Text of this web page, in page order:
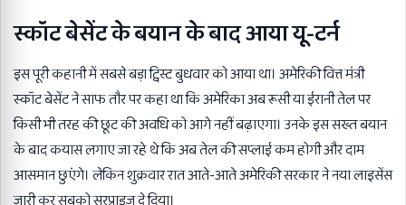
स्कॉट बेसेंट के बयान के बाद आया यू-टर्न
इस पूरी कहानी में सबसे बड़ा ट्विस्ट बुधवार को आया था। अमेरिकी वित्त मंत्री
स्कॉट बेसेंट ने साफ तौर पर कहा था कि अमेरिका अब रूसी या ईरानी तेल पर
किसी भी तरह की छूट की अवधि को आगे नहीं बढ़ाएगा। उनके इस सख्त बयान
के बाद कयास लगाए जा रहे थे कि अब तेल की सप्लाई कम होगी और दाम
आसमान छुएंगे। लेकिन शुक्रवार रात आते-आते अमेरिकी सरकार ने नया लाइसेंस